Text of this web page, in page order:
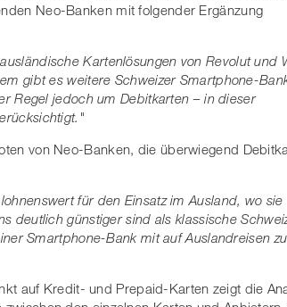
Neo-Banken mit folgender Ergänzung
Kartenlösungen von Revolut und
gibt es weitere Schweizer Smartphone-
Regel jedoch um Debitkarten – in dieser
von Neo-Banken, die überwiegend
für den Einsatz im Ausland, wo sie
deutlich günstiger sind als klassische
Smartphone-Bank mit auf Auslandreisen zu
auf Kredit- und Prepaid-Karten zeigt die